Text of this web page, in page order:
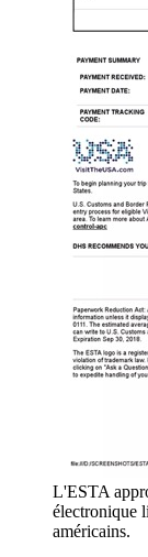
L'ESTA
électronique
américains.